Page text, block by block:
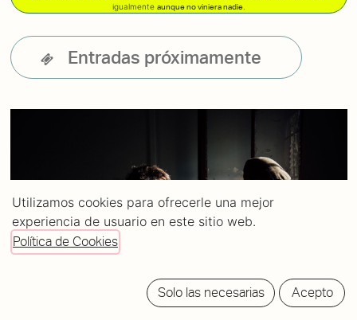
igualmente aunque no viniera nadie.
Entradas próximamente
Utilizamos cookies para ofrecerle una mejor
experiencia de usuario en este sitio web.
Política de Cookies
Solo las necesarias Acepto